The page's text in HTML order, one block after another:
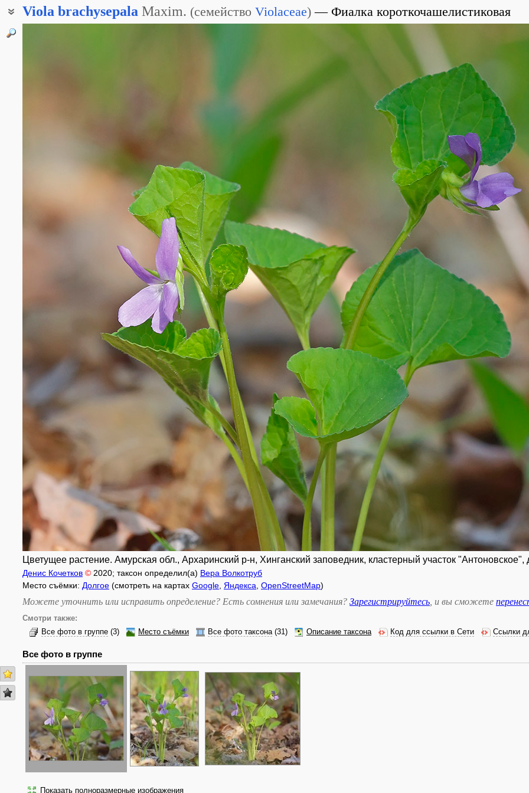
Viola brachysepala Maxim. (семейство Violaceae) Фиалка короткочашелистиковая
Цветущее растение. Амурская обл., Архаринский р-н, Хинганский заповедник, кластерный участок
Денис Кочетков © 2020; таксон определил(а) Вера Волкотруб
Место съёмки: Долгое (смотреть на картах Google Яндекса OpenStreetMap)
Можете уточнить или исправить определение? Есть сомнения или замечания? Зарегистрируйтесь , и вы сможете
Смотри также:
Все фото в группе (3) Место съёмки Все фото таксона(31) Описание таксона Код для ссылки в Сети Ссылки
Все фото в группе
Показать полноразмерные изображения